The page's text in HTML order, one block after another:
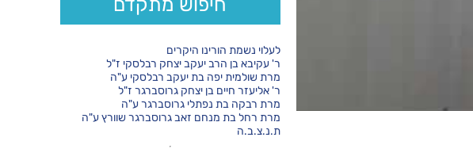
לעלוי נשמת הורינו היקרים
ר' עקיבא בן הרב יעקב יצחק רבלסקי ז"ל
מרת שולמית יפה בת יעקב רבלסקי ע"ה
ר' אליעזר חיים בן יצחק גרוסברגר ז"ל
מרת רבקה בת נפתלי גרוסברגר ע"ה
מרת רחל בת מנחם זאב גרוסברגר שוורץ ע"ה
ת.נ.צ.ב.ה